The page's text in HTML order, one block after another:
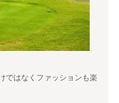
ではなくファッションも楽